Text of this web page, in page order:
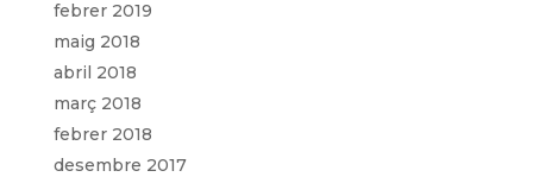
febrer 2019
maig 2018
abril 2018
març 2018
febrer 2018
desembre 2017